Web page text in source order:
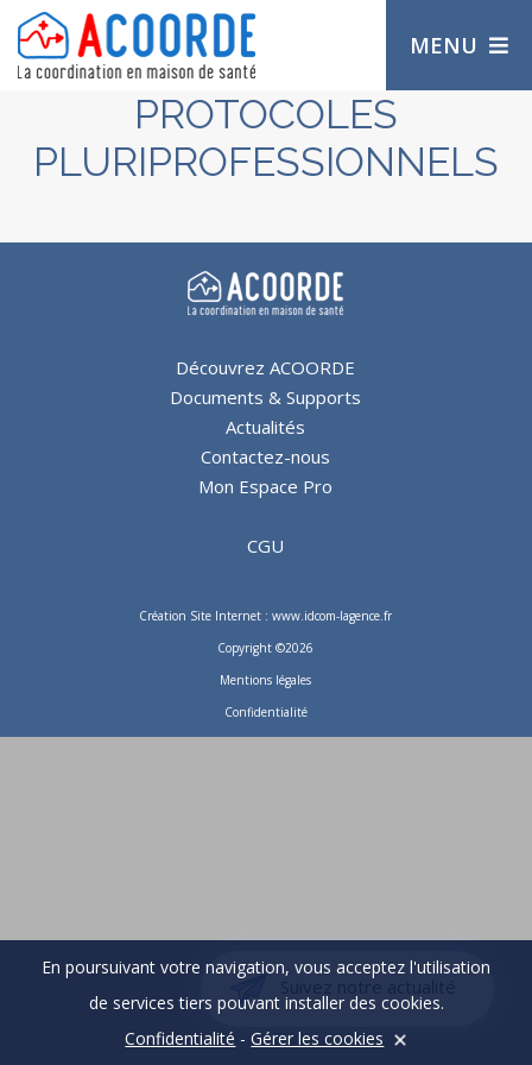
MENU
PROTOCOLES
PLURIPROFESSIONNELS
Découvrez ACOORDE
Documents & Supports
Actualités
Contactez-nous
Mon Espace Pro
CGU
Création Site Internet : www.idcom-lagence.fr
Copyright ©2026
Mentions légales
Confidentialité
En poursuivant votre navigation, vous acceptez l'utilisation
de services tiers pouvant installer des cookies.
Confidentialité -Gérer les cookies